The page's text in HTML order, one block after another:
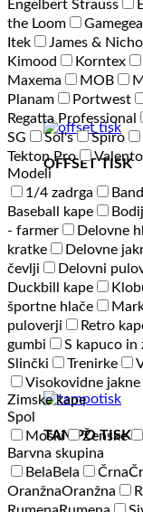
OFFSET TISK
TAMPO TISK
Engelbert Strauss
the Loom
Itek
James &
Kimood
Korntex
Maxema
MOB
Planam
Portwest
Regatta Professional
SG
Sol's Spiro
Tekton Pro
Valento
Modeli
1/4 zadrga
Baseball kape
- farmer
Delovne
kratke
Delovne
čevlji
Delovni
Duckbill kape
športne hlače
puloverji
Retro
gumbi
S kapuco in
Slinčki
Trenirke
Visokovidne jakne
Zimske kape
Spol
Moški
Ženske
Barvna skupina
Bela Bela Črna
OranžnaOranžna